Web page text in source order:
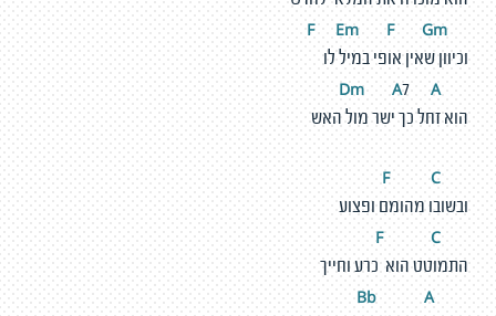
Em F Gm
וכיוון שאין אופי במיל לו
D
m A7 A
הוא זחל כך ישר מול האש
C
ובשובו מהומם ופצוע
C
התמוטט הוא כרע וחייך
Bb
A